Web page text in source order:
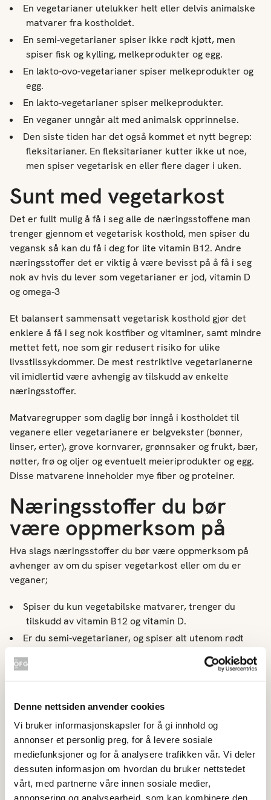
Denne nettsiden anvender cookies
Vi bruker informasjonskapsler for å gi innhold og
annonser et personlig preg, for å levere sosiale
mediefunksjoner og for å analysere trafikken vår. Vi deler
dessuten informasjon om hvordan du bruker nettstedet
vårt, med partnerne våre innen sosiale medier,
En vegetarianer utelukker helt eller delvis animalske
matvarer fra kostholdet.
En semi-vegetarianer spiser ikke rødt kjøtt, men
spiser fisk og kylling, melkeprodukter og egg.
En lakto-ovo-vegetarianer spiser melkeprodukter og
egg.
En lakto-vegetarianer spiser melkeprodukter.
En veganer unngår alt med animalsk opprinnelse.
Den siste tiden har det også kommet et nytt begrep:
fleksitarianer. En fleksitarianer kutter ikke ut noe,
men spiser vegetarisk en eller flere dager i uken.
Sunt med vegetarkost
Det er fullt mulig å få i seg alle de næringsstoffene man
trenger gjennom et vegetarisk kosthold, men spiser du
vegansk så kan du få i deg for lite vitamin B12. Andre
næringsstoffer det er viktig å være bevisst på å få i seg
nok av hvis du lever som vegetarianer er jod, vitamin D
og omega-3
Et balansert sammensatt vegetarisk kosthold gjør det
enklere å få i seg nok kostfiber og vitaminer, samt mindre
mettet fett, noe som gir redusert risiko for ulike
livsstilssykdommer. De mest restriktive vegetarianerne
vil imidlertid være avhengig av tilskudd av enkelte
næringsstoffer.
Matvaregrupper som daglig bør inngå i kostholdet til
veganere eller vegetarianere er belgvekster (bønner,
linser, erter), grove kornvarer, grønnsaker og frukt, bær,
nøtter, frø og oljer og eventuelt meieriprodukter og egg.
Disse matvarene inneholder mye fiber og proteiner.
Næringsstoffer du bør
være oppmerksom på
Hva slags næringsstoffer du bør være oppmerksom på
avhenger av om du spiser vegetarkost eller om du er
veganer;
Spiser du kun vegetabilske matvarer, trenger du
tilskudd av vitamin B12 og vitamin D.
Er du semi-vegetarianer, og spiser alt utenom rødt
ernæringsstatus. Det eneste du skal være påpasselig
med er å få i deg nok jern.Vitamin Cfremmer
glass appelsinjuice eller frukt til måltidene.
Som lakto-ovo-vegetarianer får du i deg proteiner
også gjennom melk og egg. Det du bør ha ekstra
fokus på, er jern og vitamin D.
En lakto-vegetarianer får proteiner og kalsium fra
melkeprodukter, men bør også passe på å få i seg